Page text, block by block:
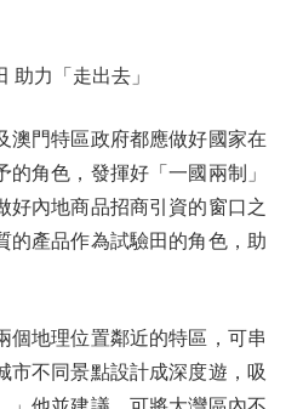
力「走出去」
門特區政府都應做好國家在
的角色，發揮好「一國兩制」
好內地商品招商引資的窗口之
的產品作為試驗田的角色，助
地理位置鄰近的特區，可串
市不同景點設計成深度遊，吸